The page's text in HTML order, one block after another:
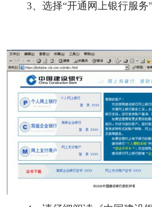
3、选择“开通网上银行服务